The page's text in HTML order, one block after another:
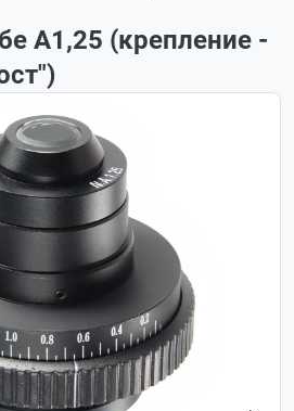
А1,25 (крепление -